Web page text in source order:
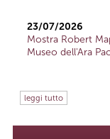
23/07/2026
Mostra Robert
Museo dell'Ara
leggi tutto